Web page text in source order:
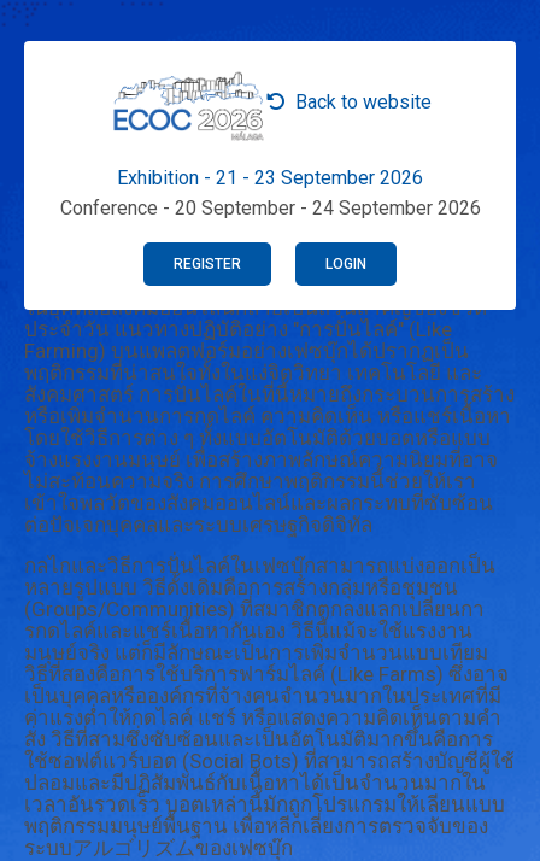
Back to website
Exhibition - 21 - 23 September 2026
Conference - 20 September - 24 September 2026
REGISTER LOGIN
ในยุคที่สื่อสังคมออนไลน์กลายเป็นส่วนสำคัญของชีวิต
ประจำวัน แนวทางปฏิบัติอย่าง "การปั่นไลค์" (Like
Farming) บนแพลตฟอร์มอย่างเฟซบุ๊กได้ปรากฏเป็น
พฤติกรรมที่น่าสนใจทั้งในแง่จิตวิทยา เทคโนโลยี และ
สังคมศาสตร์ การปั่นไลค์ในที่นี้หมายถึงกระบวนการสร้าง
หรือเพิ่มจำนวนการกดไลค์ ความคิดเห็น หรือแชร์เนื้อหา
โดยใช้วิธีการต่าง ๆ ทั้งแบบอัตโนมัติด้วยบอตหรือแบบ
จ้างแรงงานมนุษย์ เพื่อสร้างภาพลักษณ์ความนิยมที่อาจ
ไม่สะท้อนความจริง การศึกษาพฤติกรรมนี้ช่วยให้เรา
เข้าใจพลวัตของสังคมออนไลน์และผลกระทบที่ซับซ้อน
ต่อปัจเจกบุคคลและระบบเศรษฐกิจดิจิทัล
กลไกและวิธีการปั่นไลค์ในเฟซบุ๊กสามารถแบ่งออกเป็น
หลายรูปแบบ วิธีดั้งเดิมคือการสร้างกลุ่มหรือชุมชน
(Groups/Communities) ที่สมาชิกตกลงแลกเปลี่ยนกา
รกดไลค์และแชร์เนื้อหากันเอง วิธีนี้แม้จะใช้แรงงาน
มนุษย์จริง แต่ก็มีลักษณะเป็นการเพิ่มจำนวนแบบเทียม
วิธีที่สองคือการใช้บริการฟาร์มไลค์ (Like Farms) ซึ่งอาจ
เป็นบุคคลหรือองค์กรที่จ้างคนจำนวนมากในประเทศที่มี
ค่าแรงต่ำให้กดไลค์ แชร์ หรือแสดงความคิดเห็นตามคำ
สั่ง วิธีที่สามซึ่งซับซ้อนและเป็นอัตโนมัติมากขึ้นคือการ
ใช้ซอฟต์แวร์บอต (Social Bots) ที่สามารถสร้างบัญชีผู้ใช้
ปลอมและมีปฏิสัมพันธ์กับเนื้อหาได้เป็นจำนวนมากใน
เวลาอันรวดเร็ว บอตเหล่านี้มักถูกโปรแกรมให้เลียนแบบ
พฤติกรรมมนุษย์พื้นฐาน เพื่อหลีกเลี่ยงการตรวจจับของ
ระบบアルゴリズムของเฟซบุ๊ก